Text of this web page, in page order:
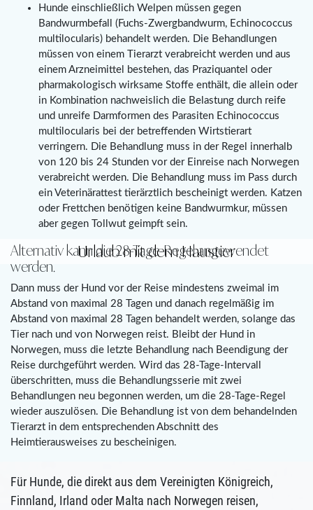
Urlaub mit dem Haustier
Hunde einschließlich Welpen müssen gegen
Bandwurmbefall (Fuchs-Zwergbandwurm, Echinococcus
multilocularis) behandelt werden. Die Behandlungen
müssen von einem Tierarzt verabreicht werden und aus
einem Arzneimittel bestehen, das Praziquantel oder
pharmakologisch wirksame Stoffe enthält, die allein oder
in Kombination nachweislich die Belastung durch reife
und unreife Darmformen des Parasiten Echinococcus
multilocularis bei der betreffenden Wirtstierart
verringern. Die Behandlung muss in der Regel innerhalb
von 120 bis 24 Stunden vor der Einreise nach Norwegen
verabreicht werden. Die Behandlung muss im Pass durch
ein Veterinärattest tierärztlich bescheinigt werden. Katzen
oder Frettchen benötigen keine Bandwurmkur, müssen
aber gegen Tollwut geimpft sein.
Alternativ kann die 28-Tage-Regel angewendet
werden.
Dann muss der Hund vor der Reise mindestens zweimal im
Abstand von maximal 28 Tagen und danach regelmäßig im
Abstand von maximal 28 Tagen behandelt werden, solange das
Tier nach und von Norwegen reist. Bleibt der Hund in
Norwegen, muss die letzte Behandlung nach Beendigung der
Reise durchgeführt werden. Wird das 28-Tage-Intervall
überschritten, muss die Behandlungsserie mit zwei
Behandlungen neu begonnen werden, um die 28-Tage-Regel
wieder auszulösen. Die Behandlung ist von dem behandelnden
Tierarzt in dem entsprechenden Abschnitt des
Heimtierausweises zu bescheinigen.
Für Hunde, die direkt aus dem Vereinigten Königreich,
Finnland, Irland oder Malta nach Norwegen reisen,